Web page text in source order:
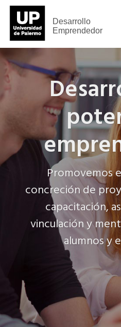
Desarrollo
Emprendedor
Promovemos
concreción de
capacitación,
vinculación y
alumnos y